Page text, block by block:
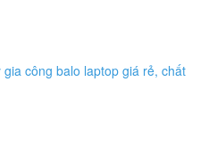
công balo laptop giá rẻ, chất